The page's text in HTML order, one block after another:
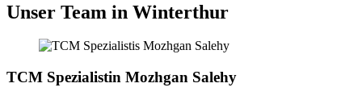
Unser Team in Winterthur
TCM Spezialistin Mozhgan Salehy